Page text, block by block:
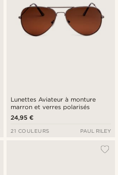
Lunettes Aviateur à monture
marron et verres polarisés
24,95 €
21 COULEURS PAUL RILEY